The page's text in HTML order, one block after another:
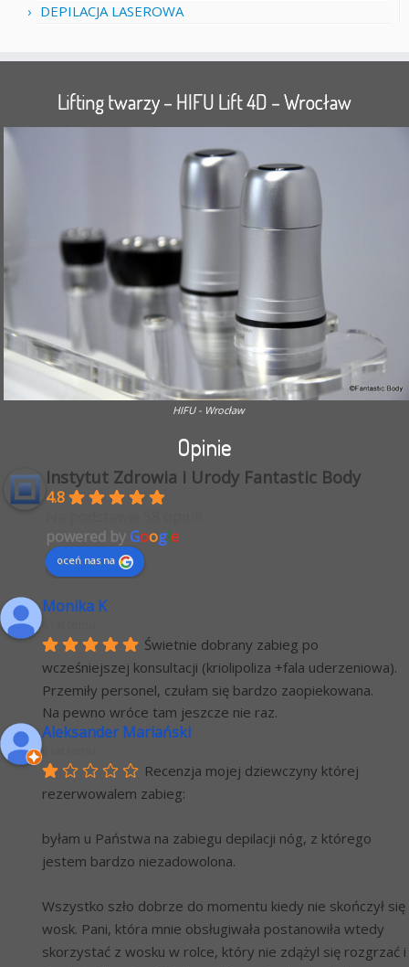
DEPILACJA LASEROWA
Lifting twarzy – HIFU Lift 4D – Wrocław
HIFU - Wrocław
Opinie
Instytut Zdrowia i Urody Fantastic Body
4.8
powered byGoogle
oceń nas na
Monika K
Świetnie dobrany zabieg po
wcześniejszej konsultacji (kriolipoliza +fala uderzeniowa).
Przemiły personel, czułam się bardzo zaopiekowana.
Na pewno wróce tam jeszcze nie raz.
Aleksander Mariański
Recenzja mojej dziewczyny której
rezerwowalem zabieg:
byłam u Państwa na zabiegu depilacji nóg, z którego
jestem bardzo niezadowolona.
Wszystko szło dobrze do momentu kiedy nie skończył się
wosk. Pani, która mnie obsługiwała postanowiła wtedy
skorzystać z wosku w rolce, który nie zdążyl się rozgrzać i